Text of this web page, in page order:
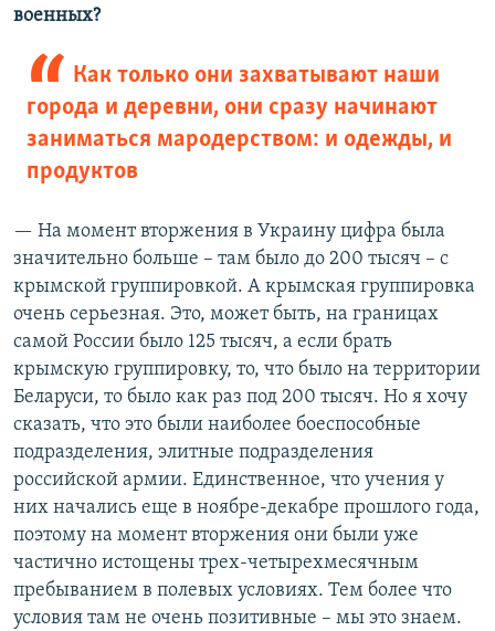
военных?
Как только они захватывают наши
города и деревни, они сразу начинают
заниматься мародерством: и одежды, и
продуктов
— На момент вторжения в Украину цифра была
значительно больше – там было до 200 тысяч – с
крымской группировкой. А крымская группировка
очень серьезная. Это, может быть, на границах
самой России было 125 тысяч, а если брать
крымскую группировку, то, что было на территории
Беларуси, то было как раз под 200 тысяч. Но я хочу
сказать, что это были наиболее боеспособные
подразделения, элитные подразделения
российской армии. Единственное, что учения у
них начались еще в ноябре-декабре прошлого года,
поэтому на момент вторжения они были уже
частично истощены трех-четырехмесячным
пребыванием в полевых условиях. Тем более что
условия там не очень позитивные – мы это знаем.